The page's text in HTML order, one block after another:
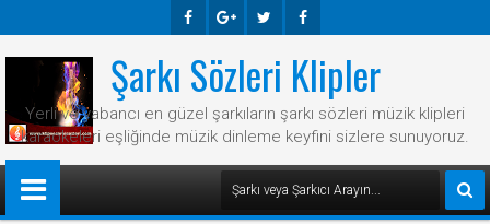
Ook E-
Plus
R Ook
Şarkı Sözleri Klipler
Yerli ve yabancı en güzel şarkıların şarkı sözleri müzik klipleri
karaokeleri eşliğinde müzik dinleme keyfini sizlere sunuyoruz.